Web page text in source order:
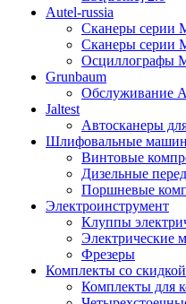
Autel-russia
Сканеры серии
Сканеры серии
Осциллографы
Grunbaum
Обслуживание
Jaltest
Автосканеры
Шлифовальные
Винтовые
Дизельные
Поршневые
Электроинструмент
Клуппы
Электрические
Фрезеры
Комплекты со скидкой
Комплекты для